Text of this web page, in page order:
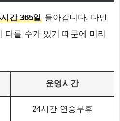
간 365일 돌아갑니다. 다만
다를 수가 있기 때문에 미리
운영시간
24시간 연중무휴